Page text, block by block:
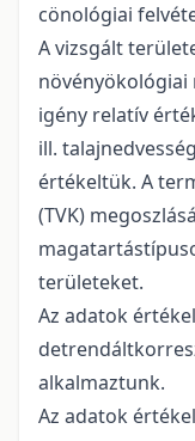
cönológiai
A vizsgált
növényökológiai
igény relatív
ill.
értékeltük. A
(TVK)
területeket.
Az adatok
alkalmaztunk.
Az adatok